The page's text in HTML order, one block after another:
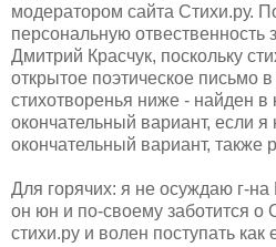
модератором сайта Стихи.ру.
персональную отвественность
Дмитрий Красчук, поскольку
открытое поэтическое письмо в
стихотворенья ниже - найден в
окончательный вариант, если я
окончательный вариант, также
Для горячих: я не осуждаю г-на
он юн и по-своему заботится о
стихи.ру и волен поступать как